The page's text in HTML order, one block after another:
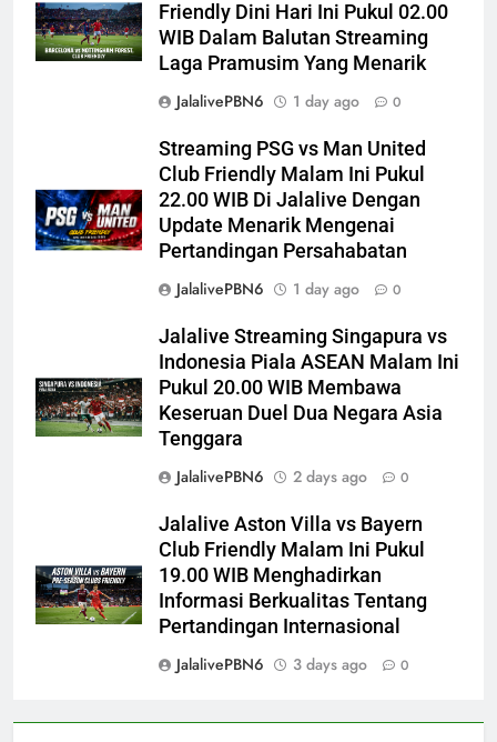
Friendly Dini Hari Ini Pukul 02.00
WIB Dalam Balutan Streaming
Laga Pramusim Yang Menarik
JalalivePBN6
1 day ago 0
Streaming PSG vs Man United
Club Friendly Malam Ini Pukul
22.00 WIB Di Jalalive Dengan
Update Menarik Mengenai
Pertandingan Persahabatan
JalalivePBN6
1 day ago 0
Jalalive Streaming Singapura vs
Indonesia Piala ASEAN Malam Ini
Pukul 20.00 WIB Membawa
Keseruan Duel Dua Negara Asia
Tenggara
JalalivePBN6
2 days ago 0
Jalalive Aston Villa vs Bayern
Club Friendly Malam Ini Pukul
19.00 WIB Menghadirkan
Informasi Berkualitas Tentang
Pertandingan Internasional
JalalivePBN6
3 days ago 0